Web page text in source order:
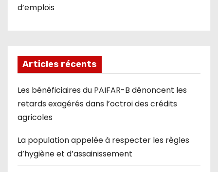
d’emplois
Articles récents
Les bénéficiaires du PAIFAR-B dénoncent les
retards exagérés dans l’octroi des crédits
agricoles
La population appelée à respecter les règles
d’hygiène et d’assainissement